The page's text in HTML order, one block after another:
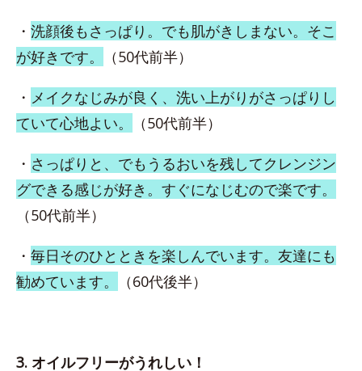
・ 洗顔後もさっぱり。でも肌がきしまない。そこ
が好きです。
（50代前半）
・ メイクなじみが良く、洗い上がりがさっぱりし
ていて心地よい。
（50代前半）
・ さっぱりと、でもうるおいを残してクレンジン
グできる感じが好き。すぐになじむので楽です。
（50代前半）
・ 毎日そのひとときを楽しんでいます。友達にも
勧めています。
（60代後半）
3. オイルフリーがうれしい！